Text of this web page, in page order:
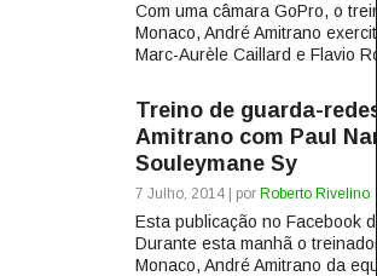
Com uma câmara GoPro, o
Monaco, André Amitrano
Marc-Aurèle Caillard e Flavio
Treino de guarda-
Amitrano com Paul
Souleymane Sy
7 Julho, 2014 | por Roberto Rivelino
Esta publicação no Facebook
Durante esta manhã o
Monaco, André Amitrano da